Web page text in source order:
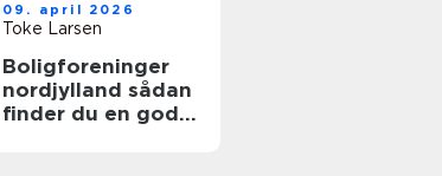
09. april 2026
Toke Larsen
Boligforeninger
nordjylland sådan
finder du en god